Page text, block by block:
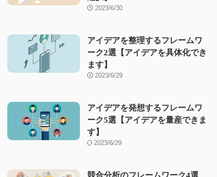
2023/6/30
アイデアを整理するフレームワ
ーク2選【アイデアを具体化でき
ます】
2023/6/29
アイデアを発想するフレームワ
ーク5選【アイデアを量産できま
す】
2023/6/29